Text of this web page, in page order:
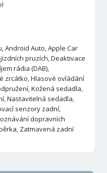
Android Auto, Apple Car
pruzích, Deaktivace
rádia (DAB),
zrcátko, Hlasové ovládání
Kožená sedadla,
Nastavitelná sedadla,
senzory zadní,
dopravních
Zatmavená zadní